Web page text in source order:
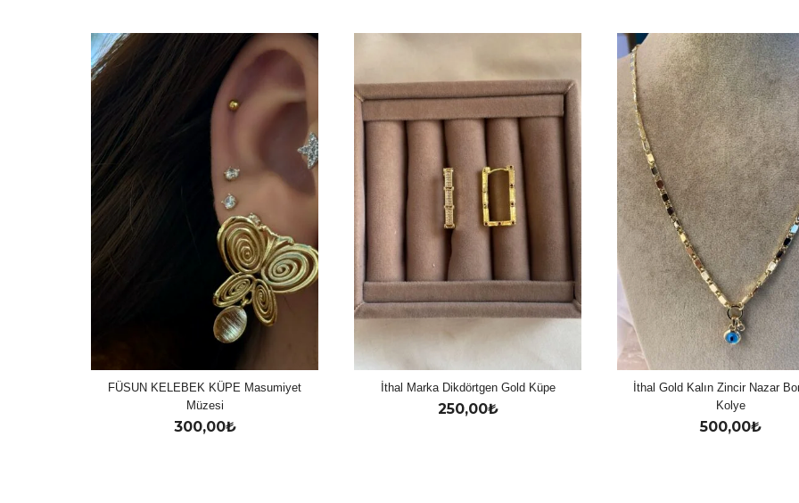
FÜSUN KELEBEK KÜPE Masumiyet
Müzesi
300,00₺
İthal Marka Dikdörtgen Gold Küpe
250,00₺
İthal Gold Kalın Zincir Nazar
Kolye
500,00₺